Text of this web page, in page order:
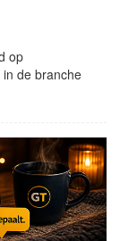
op
de branche